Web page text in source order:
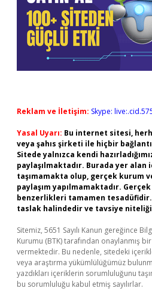
Reklam ve İletişim: Skype:
Yasal Uyarı: Bu internet sitesi,
veya şahıs şirketi ile hiçbir
Sitede yalnızca kendi
paylaşılmaktadır. Burada yer
taşımamakta olup, gerçek kurum
paylaşım yapılmamaktadır.
benzerlikleri tamamen
taslak halindedir ve tavsiye niteliği
Sitemiz, 5651 Sayılı Kanun gereğince
Kurumu (BTK) tarafından onaylanmış
vermektedir. Bu nedenle, sitedeki
veya araştırma yükümlülüğümüz
yazdıkları içeriklerin sorumluluğunu
bu sorumluluğu kabul etmiş sayılırlar.